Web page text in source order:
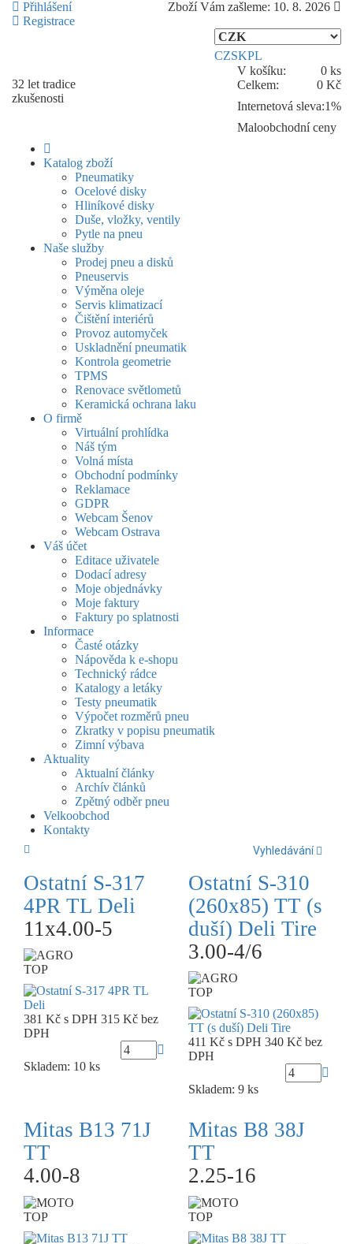
Přihlášení
Registrace
Zboží Vám zašleme: 10. 8. 2026
CZSKPL
32 let tradice
zkušenosti
V košíku:
0 ks
Celkem:
0 Kč
Internetová sleva:1%
Maloobchodní ceny
Katalog zboží
Pneumatiky
Ocelové disky
Hliníkové disky
Duše, vložky, ventily
Pytle na pneu
Naše služby
Prodej pneu a disků
Pneuservis
Výměna oleje
Servis klimatizací
Čištění interiérů
Provoz automyček
Uskladnění pneumatik
Kontrola geometrie
TPMS
Renovace světlometů
Keramická ochrana laku
O firmě
Virtuální prohlídka
Náš tým
Volná místa
Obchodní podmínky
Reklamace
GDPR
Webcam Šenov
Webcam Ostrava
Váš účet
Editace uživatele
Dodací adresy
Moje objednávky
Moje faktury
Faktury po splatnosti
Informace
Časté otázky
Nápověda k e-shopu
Technický rádce
Katalogy a letáky
Testy pneumatik
Výpočet rozměrů pneu
Zkratky v popisu pneumatik
Zimní výbava
Aktuality
Aktualní články
Archív článků
Zpětný odběr pneu
Velkoobchod
Kontakty
Vyhledávání
Ostatní S-317
4PR TL Deli
11x4.00-5
TOP
381 Kč s DPH 315 Kč bez
DPH
Skladem: 10 ks
Ostatní S-310
(260x85) TT (s
duší) Deli Tire
3.00-4/6
TOP
411 Kč s DPH 340 Kč bez
DPH
Skladem: 9 ks
Mitas B13 71J
TT
4.00-8
TOP
Mitas B8 38J
TT
2.25-16
TOP